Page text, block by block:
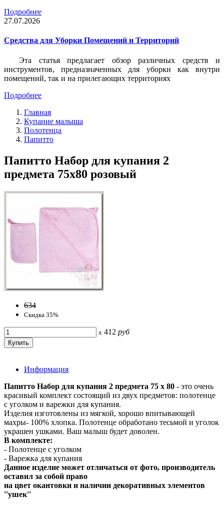
Подробнее
27.07.2026
Средства для Уборки Помещений и Территорий
Эта статья предлагает обзор различных средств и
инструментов, предназначенных для уборки как внутри
помещений, так и на прилегающих территориях
Подробнее
Главная
Купание малыша
Полотенца
Папитто
Папитто Набор для купания 2
предмета 75х80 розовый
634
Скидка 35%
x 412 руб
Информация
Папитто Набор для купания 2 предмета 75 х 80 - это очень
красивый комплект состоящий из двух предметов: полотенце
с уголком и варежки для купания.
Изделия изготовлены из мягкой, хорошо впитывающей
махры- 100% хлопка. Полотенце обработано тесьмой и уголок
украшен ушками. Ваш малыш будет доволен.
В комплекте:
- Полотенце с уголком
- Варежка для купания
Данное изделие может отличаться от фото, производитель
оставил за собой право
на цвет окантовки и наличии декоративных элементов
''ушек''